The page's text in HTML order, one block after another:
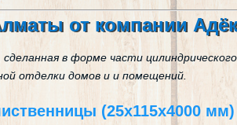
от компании
в форме части
отделки домов и и помещений.
(25x115x4000 мм)